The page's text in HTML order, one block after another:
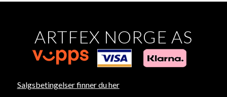
ARTFEX NORGE AS
Salgsbetingelser finner du her